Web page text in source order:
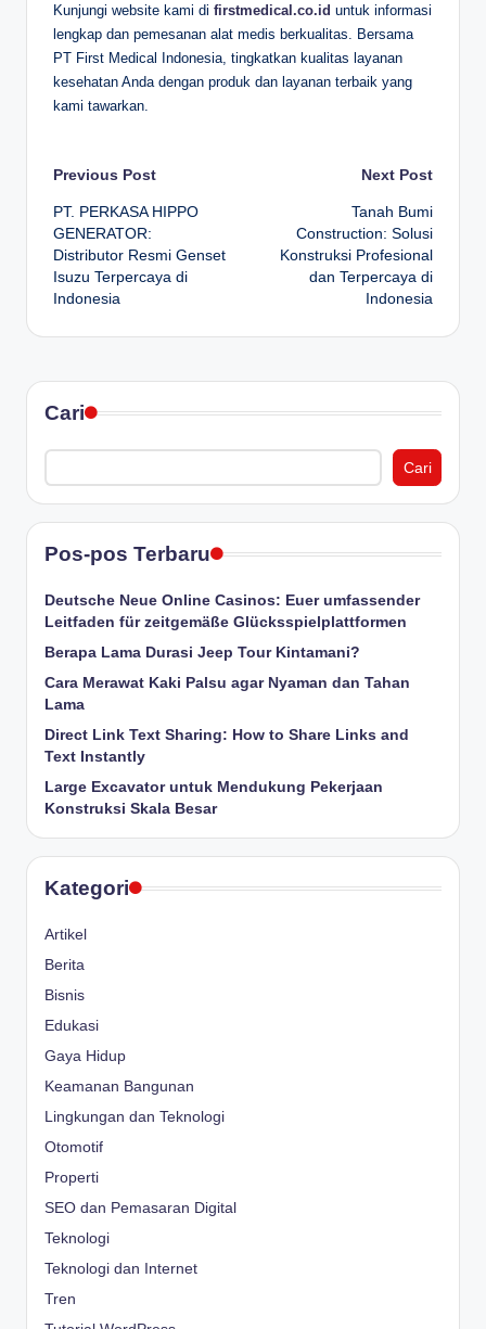
Kunjungi website kami di firstmedical.co.id untuk informasi
lengkap dan pemesanan alat medis berkualitas. Bersama
PT First Medical Indonesia, tingkatkan kualitas layanan
kesehatan Anda dengan produk dan layanan terbaik yang
kami tawarkan.
Post
navigation
Previous Post
PT. PERKASA HIPPO
GENERATOR:
Distributor Resmi Genset
Isuzu Terpercaya di
Indonesia
Next Post
Tanah Bumi
Construction: Solusi
Konstruksi Profesional
dan Terpercaya di
Indonesia
Cari
Cari
Pos-pos Terbaru
Deutsche Neue Online Casinos: Euer umfassender
Leitfaden für zeitgemäße Glücksspielplattformen
Berapa Lama Durasi Jeep Tour Kintamani?
Cara Merawat Kaki Palsu agar Nyaman dan Tahan
Lama
Direct Link Text Sharing: How to Share Links and
Text Instantly
Large Excavator untuk Mendukung Pekerjaan
Konstruksi Skala Besar
Kategori
Artikel
Berita
Bisnis
Edukasi
Gaya Hidup
Keamanan Bangunan
Lingkungan dan Teknologi
Otomotif
Properti
SEO dan Pemasaran Digital
Teknologi
Teknologi dan Internet
Tren